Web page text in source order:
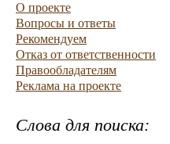
О проекте
Вопросы и ответы
Рекомендуем
Отказ от ответственности
Правообладателям
Реклама на проекте
Слова для поиска: